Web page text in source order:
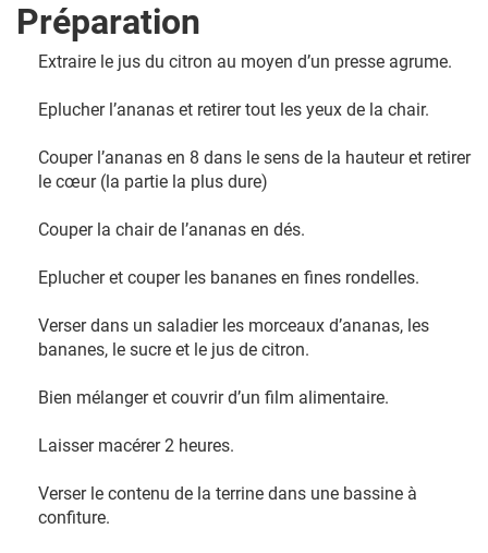
Préparation
Extraire le jus du citron au moyen d’un presse agrume.
Eplucher l’ananas et retirer tout les yeux de la chair.
Couper l’ananas en 8 dans le sens de la hauteur et retirer
le cœur (la partie la plus dure)
Couper la chair de l’ananas en dés.
Eplucher et couper les bananes en fines rondelles.
Verser dans un saladier les morceaux d’ananas, les
bananes, le sucre et le jus de citron.
Bien mélanger et couvrir d’un film alimentaire.
Laisser macérer 2 heures.
Verser le contenu de la terrine dans une bassine à
confiture.